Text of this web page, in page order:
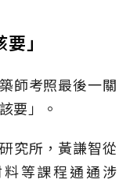
」
師考照最後一關
要」。
究所，黃謙智從
等課程通通涉